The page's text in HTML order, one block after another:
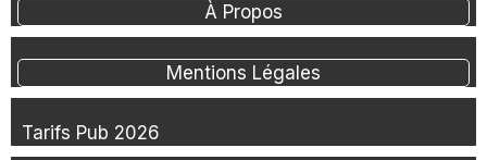
À Propos
Mentions Légales
Tarifs Pub 2026